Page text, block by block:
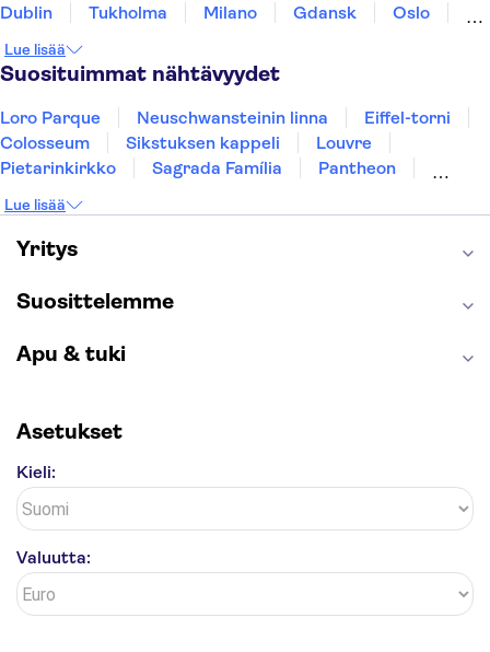
Dublin
Tukholma Milano Gdansk
Oslo
Tallinna
Ljubljana Riika
Lue lisää
Suosituimmat nähtävyydet
Loro Parque Neuschwansteinin linna
Eiffel-torni
Colosseum
Sikstuksen kappeli
Louvre
Pietarinkirkko
Sagrada Família
Pantheon
Keukenhof
London Eye
Montmartre
Wieliczkan suolakaivos
Lue lisää
Yritys
Suosittelemme
Apu & tuki
Asetukset
Kieli:
Valuutta: